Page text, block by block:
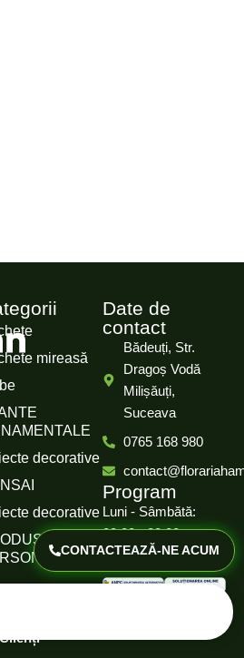
mireasă
decorative
decorative
Date de
contact
Bădeuți, Str.
Dragoș Vodă
Milișăuți,
Suceava
0765 168 980
Program
Luni - Sâmbătă:
08:00 - 20:00
CONTACTEAZĂ-NE ACUM